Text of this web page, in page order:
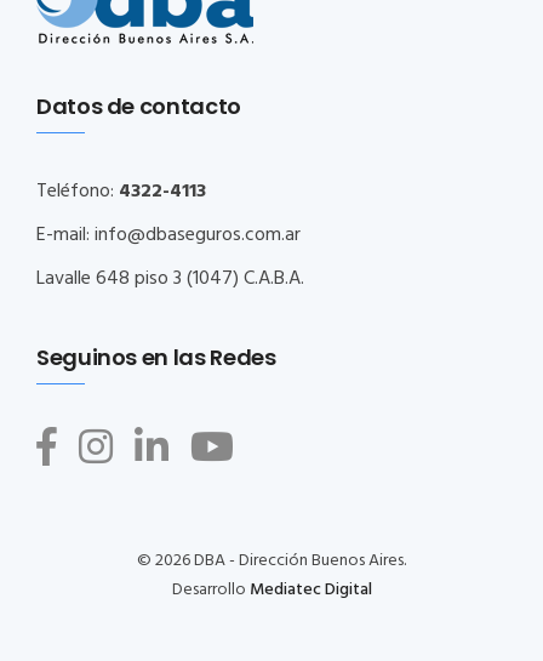
Datos de contacto
Teléfono: 4322-4113
E-mail:info@dbaseguros.com.ar
Lavalle 648 piso 3 (1047) C.A.B.A.
Seguinos en las Redes
© 2026 DBA - Dirección Buenos Aires.
Desarrollo Mediatec Digital